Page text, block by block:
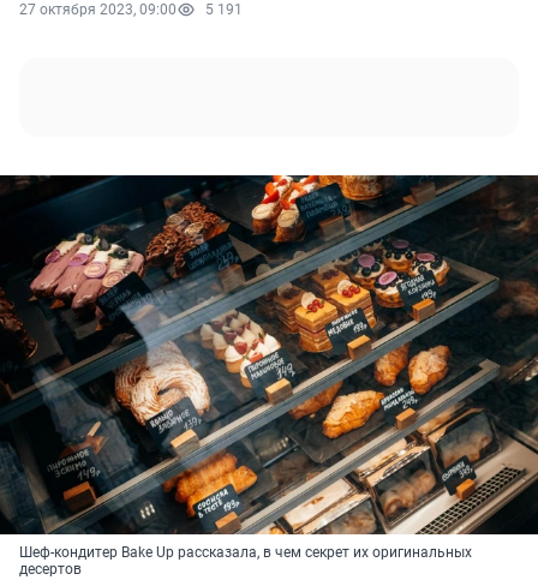
27 октября 2023, 09:00 5 191
Шеф-кондитер Bake Up рассказала, в чем секрет их оригинальных
десертов